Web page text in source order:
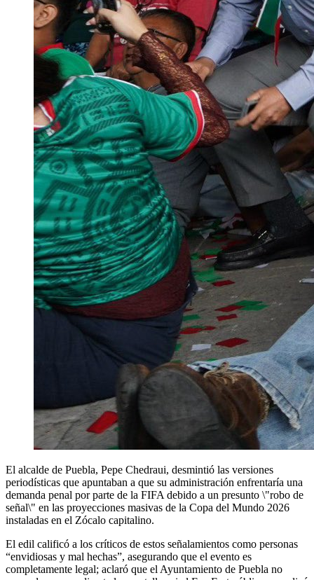
El alcalde de Puebla, Pepe Chedraui, desmintió las versiones
periodísticas que apuntaban a que su administración enfrentaría una
demanda penal por parte de la FIFA debido a un presunto \"robo de
señal\" en las proyecciones masivas de la Copa del Mundo 2026
instaladas en el Zócalo capitalino.
El edil calificó a los críticos de estos señalamientos como personas
“envidiosas y mal hechas”, asegurando que el evento es
completamente legal; aclaró que el Ayuntamiento de Puebla no